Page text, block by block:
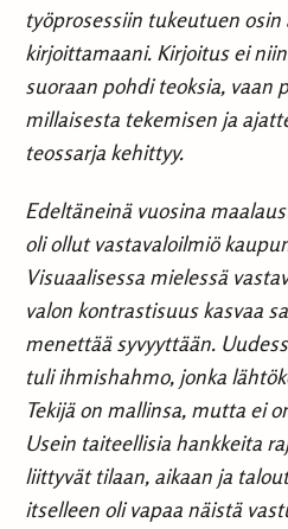
työprosessiin tukeutuen osin
kirjoittamaani. Kirjoitus ei
suoraan pohdi teoksia, vaan
millaisesta tekemisen ja
teossarja kehittyy.
Edeltäneinä vuosina
oli ollut vastavaloilmiö
Visuaalisessa mielessä
valon kontrastisuus kasvaa
menettää syvyyttään.
tuli ihmishahmo, jonka
Tekijä on mallinsa, mutta ei
Usein taiteellisia hankkeita
liittyvät tilaan, aikaan ja
itselleen oli vapaa näistä